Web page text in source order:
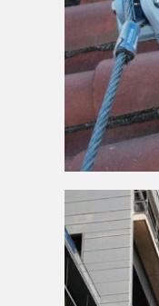
Arnès
a la